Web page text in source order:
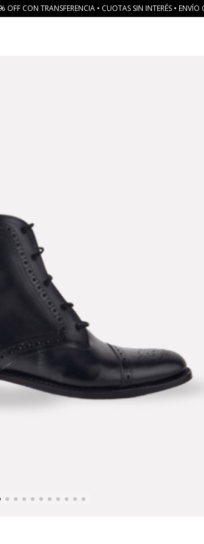
OFF CON TRANSFERENCIA • CUOTAS SIN INTERÉS • ENVÍO